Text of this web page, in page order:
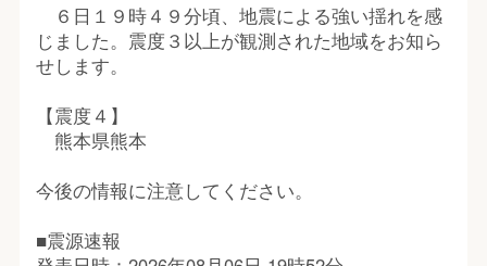
６日１９時４９分頃、地震による強い揺れを感
じました。震度３以上が観測された地域をお知ら
せします。
【震度４】
熊本県熊本
今後の情報に注意してください。
■震源速報